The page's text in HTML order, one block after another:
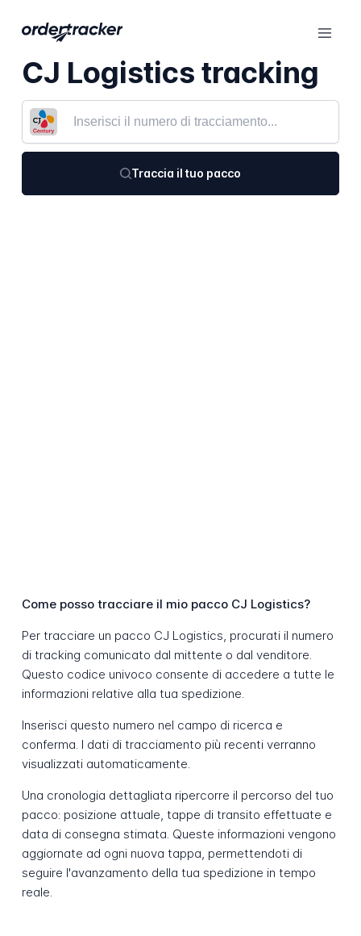
CJ Logistics tracking
Traccia il tuo pacco
Come posso tracciare il mio pacco CJ Logistics?
Per tracciare un pacco CJ Logistics, procurati il numero
di tracking comunicato dal mittente o dal venditore.
Questo codice univoco consente di accedere a tutte le
informazioni relative alla tua spedizione.
Inserisci questo numero nel campo di ricerca e
conferma. I dati di tracciamento più recenti verranno
visualizzati automaticamente.
Una cronologia dettagliata ripercorre il percorso del tuo
pacco: posizione attuale, tappe di transito effettuate e
data di consegna stimata. Queste informazioni vengono
aggiornate ad ogni nuova tappa, permettendoti di
seguire l'avanzamento della tua spedizione in tempo
reale.